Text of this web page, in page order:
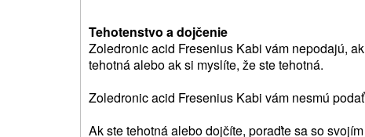
Tehotenstvo a dojčenie
Zoledronic acid Fresenius Kabi vám nepodajú,
tehotná alebo ak si myslíte, že ste tehotná.
Zoledronic acid Fresenius Kabi vám nesmú
Ak ste tehotná alebo dojčíte, poraďte sa so